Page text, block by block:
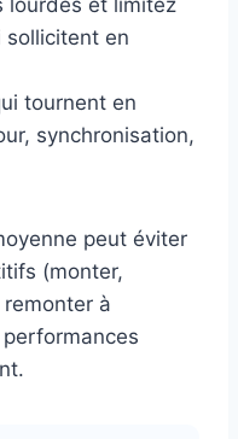
lourdes et limitez
sollicitent en
tournent en
synchronisation,
peut éviter
(monter,
à